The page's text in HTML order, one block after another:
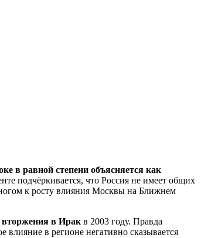
в равной степени объясняется как
подчёркивается, что Россия не имеет общих
к росту влияния Москвы на Ближнем
вторжения в Ирак в 2003 году. Правда
влияние в регионе негативно сказывается